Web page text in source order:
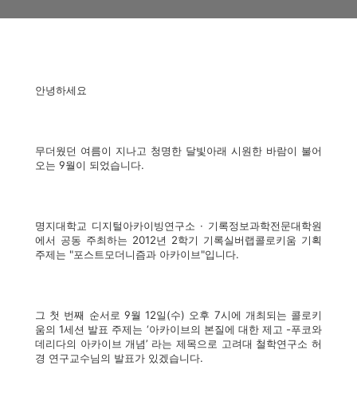
안녕하세요
무더웠던 여름이 지나고 청명한 달빛아래 시원한 바람이 불어
오는 9월이 되었습니다.
명지대학교 디지털아카이빙연구소 · 기록정보과학전문대학원
에서 공동 주최하는 2012년 2학기 기록실버랩콜로키움 기획
주제는 "포스트모더니즘과 아카이브"입니다.
그 첫 번째 순서로 9월 12일(수) 오후 7시에 개최되는 콜로키
움의 1세션 발표 주제는 ‘아카이브의 본질에 대한 제고 -푸코와
데리다의 아카이브 개념’ 라는 제목으로 고려대 철학연구소 허
경 연구교수님의 발표가 있겠습니다.